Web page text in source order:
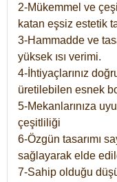
2-Mükemmel ve
katan eşsiz estetik
3-Hammadde ve
yüksek ısı verimi.
4-İhtiyaçlarınız
üretilebilen esnek
5-Mekanlarınıza
çeşitliliği
6-Özgün tasarımı
sağlayarak elde
7-Sahip olduğu